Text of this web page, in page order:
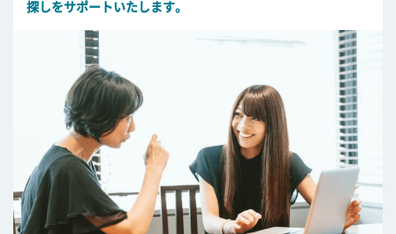
探しをサポートいたします。